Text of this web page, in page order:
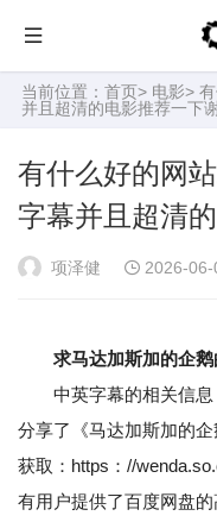
当前位置： 首页> 电影>
并且超清的电影推荐一下
有什么好的网
字幕并且超清
项泽健 2026-06-
求马达加斯加的企
中英字幕的相关信息
分享了《马达加斯加的
获取：https：//
有用户提供了百度网盘